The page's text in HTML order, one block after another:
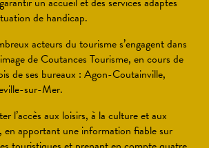
de handicap.
acteurs du tourisme s’engagent dans
de Coutances Tourisme, en cours de
de ses bureaux : Agon-Coutainville,
sur-Mer.
l’accès aux loisirs, à la culture et aux
en apportant une information fiable sur